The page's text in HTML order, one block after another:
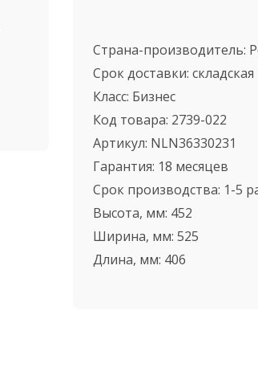
Страна-производитель:
Срок доставки:
Класс: Бизнес
Код товара: 2739-022
Артикул: NLN36330231
Гарантия: 18 месяцев
Срок производства: 1-5
Высота, мм: 452
Ширина, мм: 525
Длина, мм: 406